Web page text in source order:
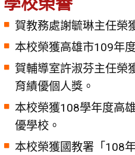
賀教務處謝毓琳主任榮
本校榮獲高雄市109年
賀輔導室許淑芬主任榮
育績優個人獎。
本校榮獲108學年度高
優學校。
本校榮獲國教署「108